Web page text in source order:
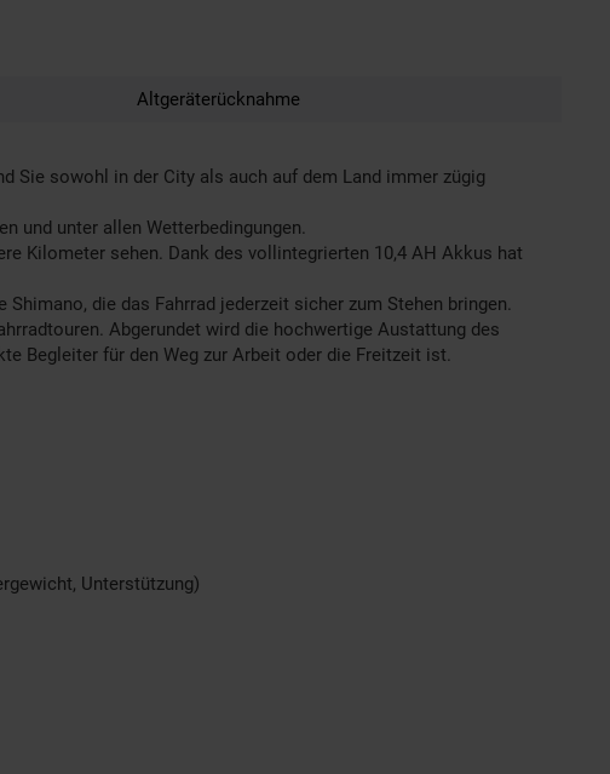
Altgeräterücknahme
Sie sowohl in der City als auch auf dem Land immer zügig
und unter allen Wetterbedingungen.
Kilometer sehen. Dank des vollintegrierten 10,4 AH Akkus hat
die das Fahrrad jederzeit sicher zum Stehen bringen.
Abgerundet wird die hochwertige Austattung des
Begleiter für den Weg zur Arbeit oder die Freitzeit ist.
Unterstützung)